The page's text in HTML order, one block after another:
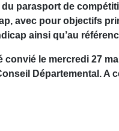
parasport de
avec pour objectifs
ainsi qu’au
convié le mercredi 27
Départemental.